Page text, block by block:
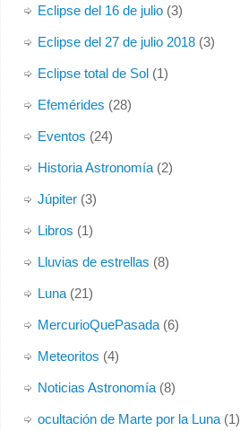
Eclipse del 16 de julio(3)
Eclipse del 27 de julio 2018(3)
Eclipse total de Sol(1)
Efemérides (28)
Eventos (24)
Historia Astronomía(2)
Júpiter(3)
Libros (1)
Lluvias de estrellas (8)
Luna(21)
MercurioQuePasada(6)
Meteoritos (4)
Noticias Astronomía(8)
ocultación de Marte por la Luna(1)